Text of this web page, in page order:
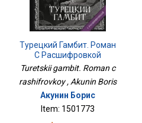
Турецкий Гамбит. Роман
С Расшифровкой
Turetskii gambit. Roman c
rashifrovkoy , Akunin Boris
Акунин Борис
Item: 1501773